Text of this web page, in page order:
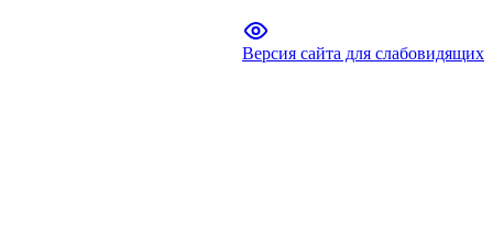
Версия сайта для слабовидящих